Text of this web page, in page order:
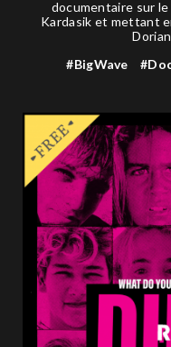
documentaire sur
Kardasik et mettant
#BigWave